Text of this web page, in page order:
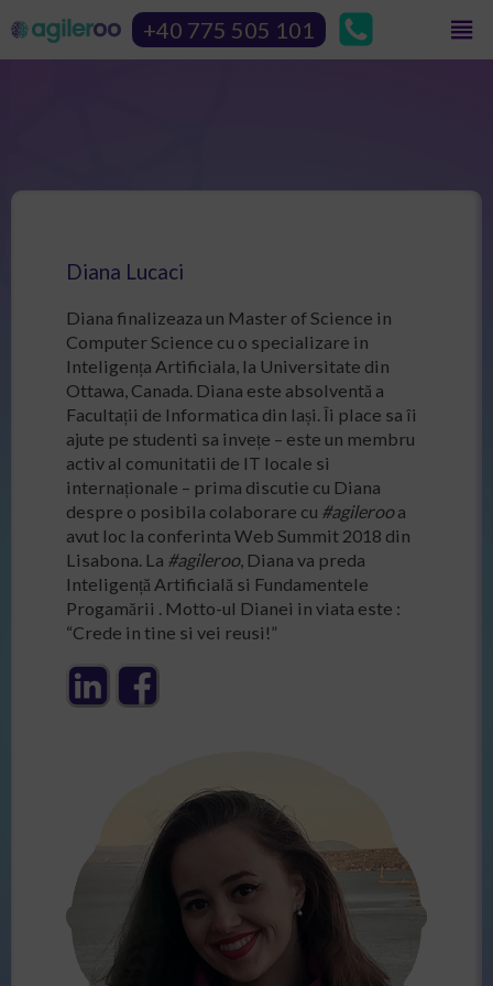
+40 775 505 101
Diana Lucaci
Diana finalizeaza un Master of Science in
Computer Science cu o specializare in
Inteligența Artificiala, la Universitate din
Ottawa, Canada. Diana este absolventă a
Facultații de Informatica din Iași. Îi place sa îi
ajute pe studenti sa invețe – este un membru
activ al comunitatii de IT locale si
internaționale – prima discutie cu Diana
despre o posibila colaborare cu #agilerooa
avut loc la conferinta Web Summit 2018 din
Lisabona. La #agileroo, Diana va preda
Inteligență Artificială si Fundamentele
Progamării . Motto-ul Dianei in viata este :
“Crede in tine si vei reusi!”